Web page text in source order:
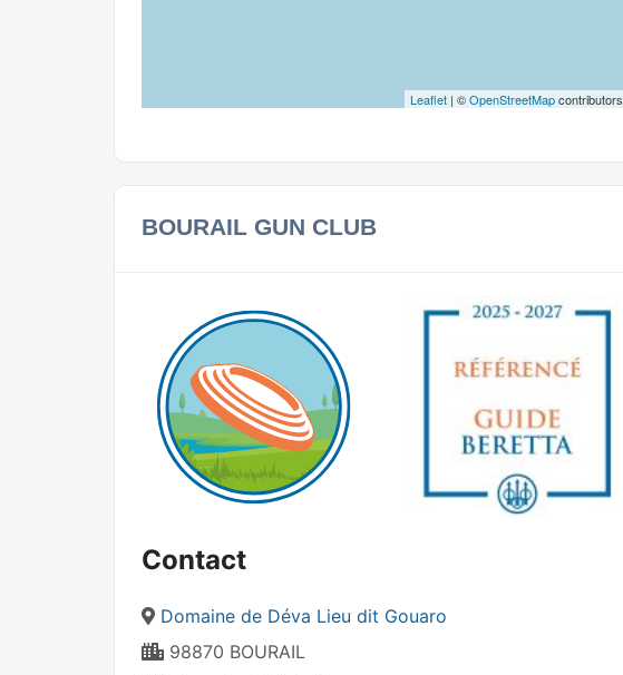
Leaflet| ©OpenStreetMapcontributors
BOURAIL GUN CLUB
Contact
Domaine de Déva Lieu dit Gouaro
98870 BOURAIL